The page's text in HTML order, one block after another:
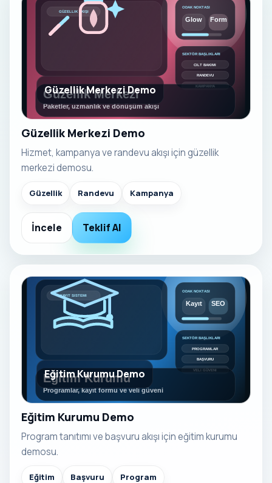
Güzellik Merkezi Demo
Güzellik Merkezi Demo
Hizmet, kampanya ve randevu akışı için güzellik
merkezi demosu.
Güzellik Randevu Kampanya
İncele Teklif Al
Eğitim Kurumu Demo
Eğitim Kurumu Demo
Program tanıtımı ve başvuru akışı için eğitim kurumu
demosu.
Eğitim Başvuru Program